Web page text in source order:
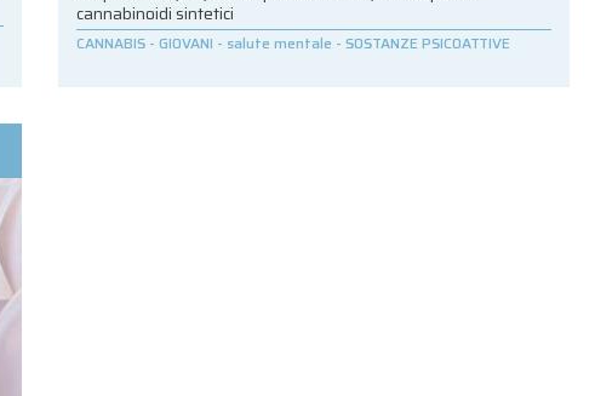
cannabinoidi sintetici
CANNABIS -GIOVANI - salute mentale -SOSTANZE PSICOATTIVE